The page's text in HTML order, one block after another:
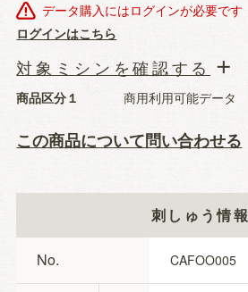
データ購入にはログインが必要です
ログインはこちら
商品区分１ 商用利用可能データ
この商品について問い合わせる
対象ミシンを確認する
刺しゅう情報
No. CAFOO005